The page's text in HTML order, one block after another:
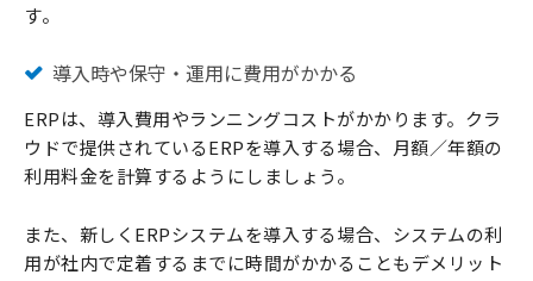
す。
導入時や保守・運用に費用がかかる
ERPは、導入費用やランニングコストがかかります。クラ
ウドで提供されているERPを導入する場合、月額／年額の
利用料金を計算するようにしましょう。
また、新しくERPシステムを導入する場合、システムの利
用が社内で定着するまでに時間がかかることもデメリット